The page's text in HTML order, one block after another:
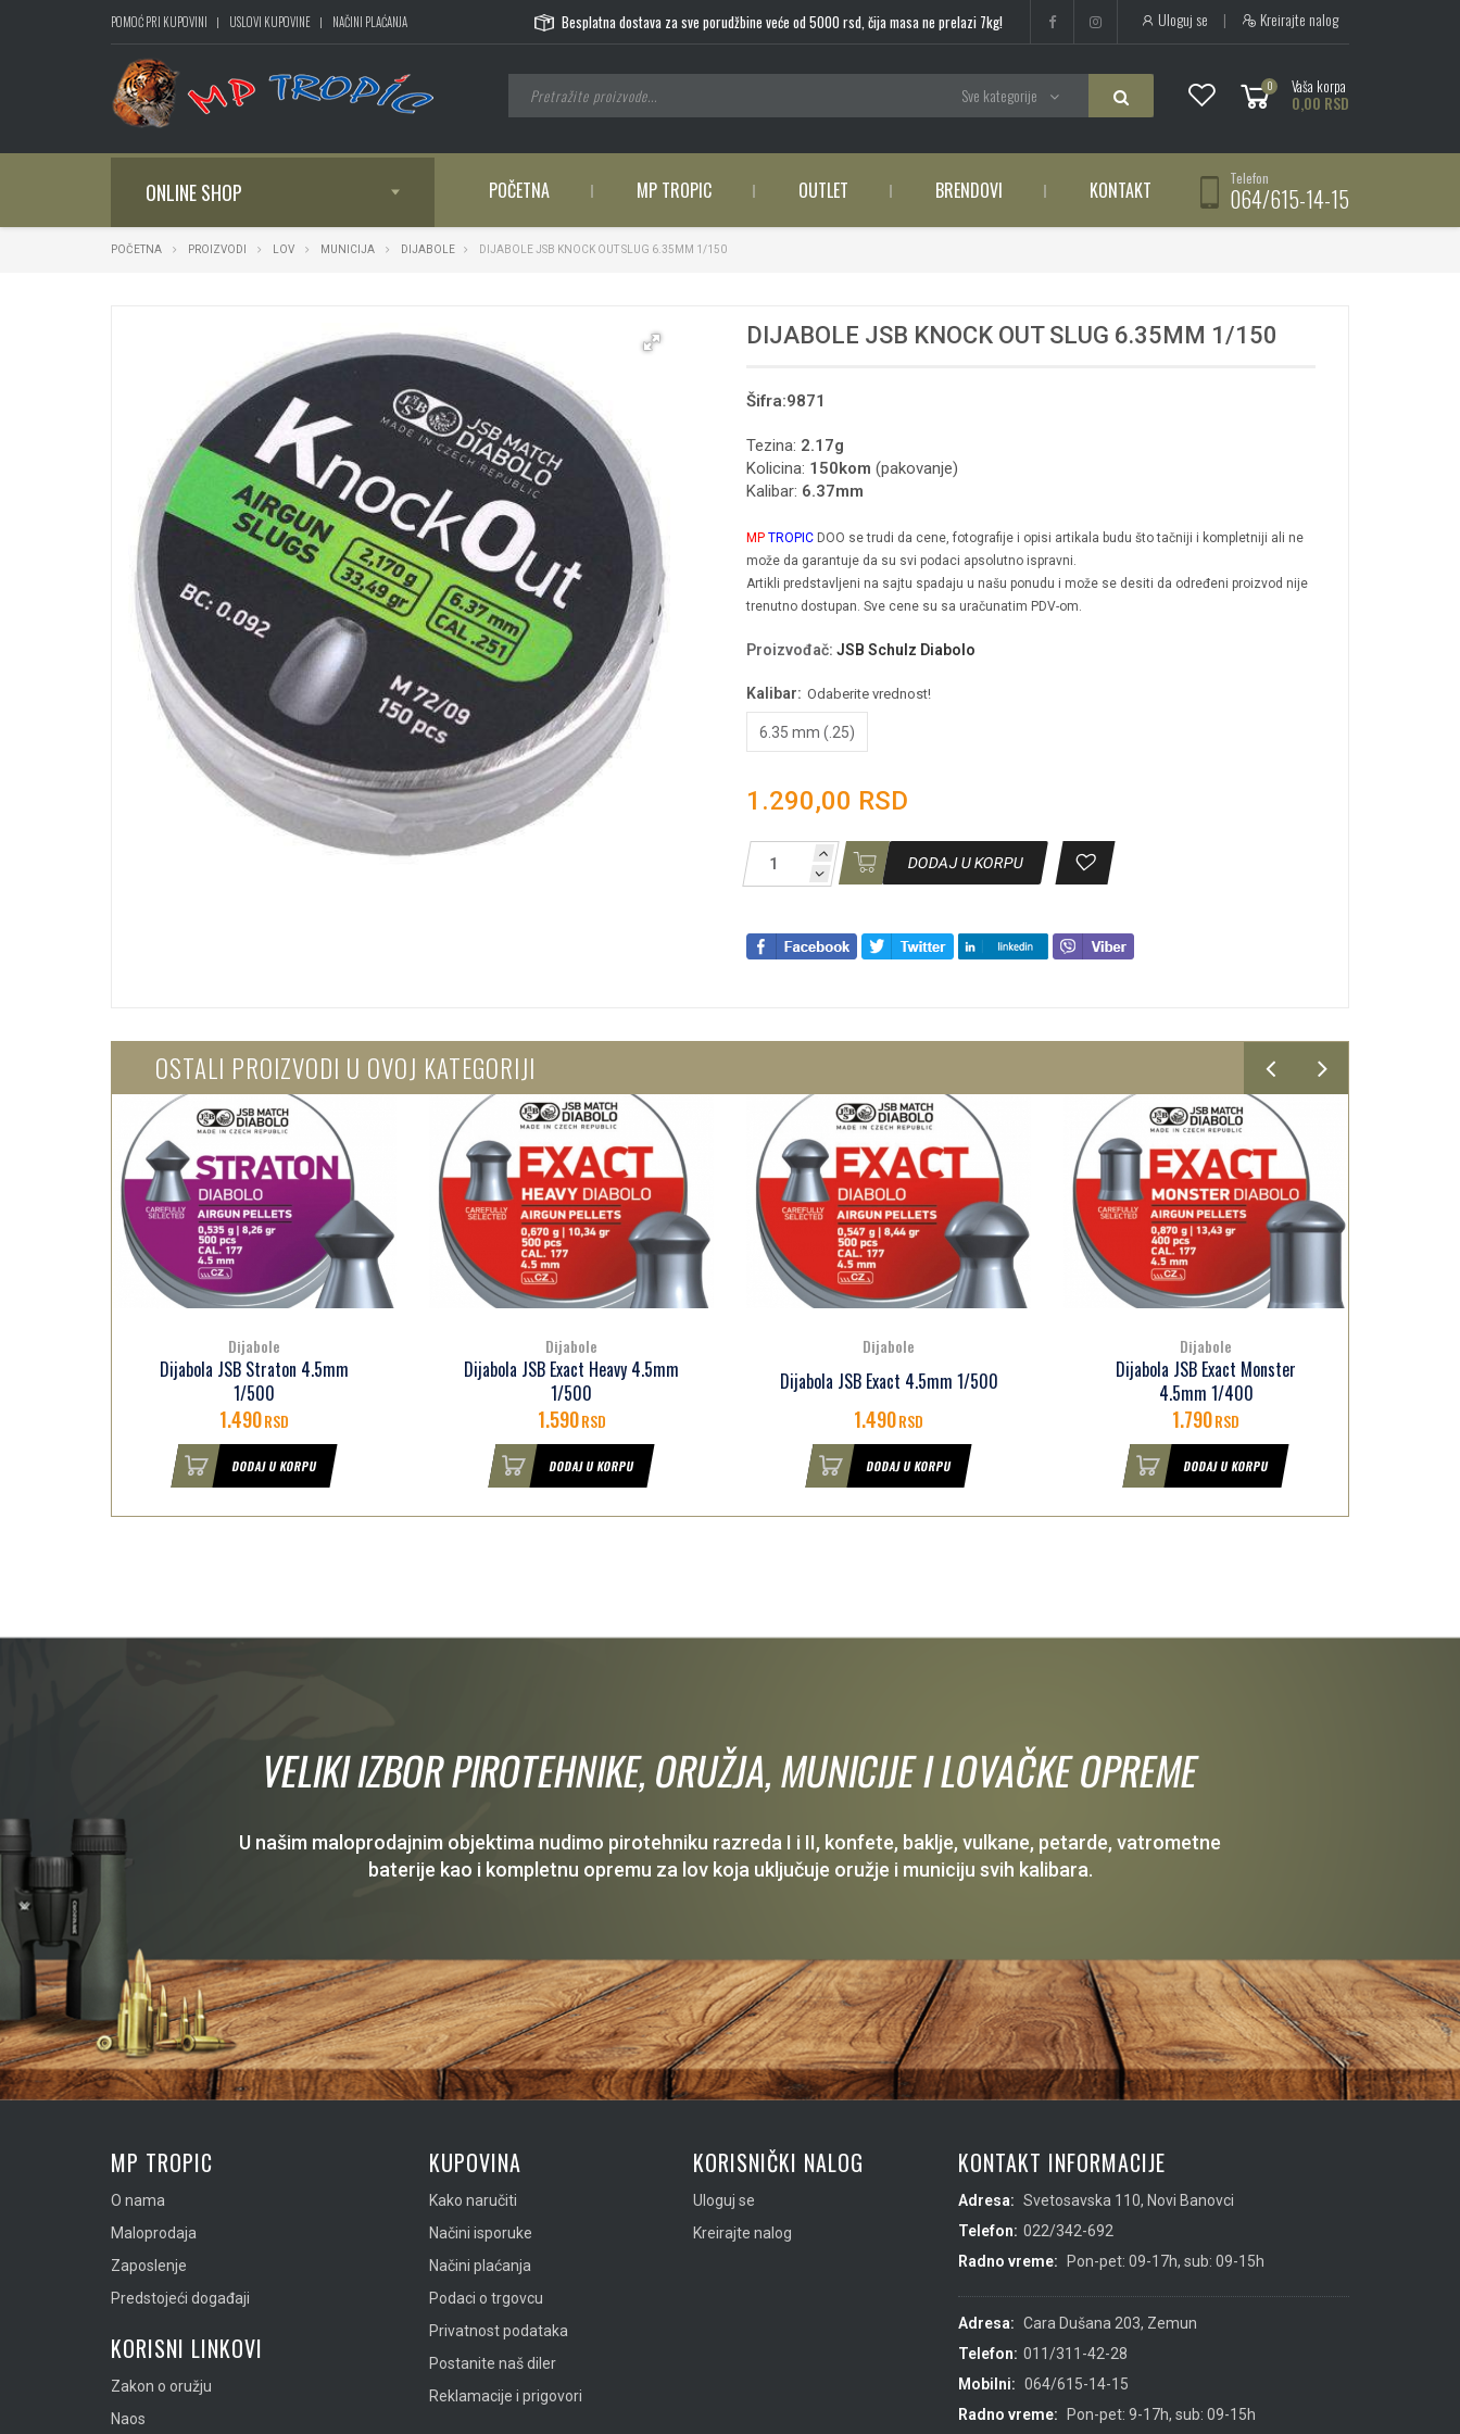
POMOĆ PRI KUPOVINI USLOVI KUPOVINE NAČINI PLAĆANJA Besplatna dostava za sve porudžbine veće od 5000 rsd, čija masa ne prelazi 7kg! Uloguj se | Kreirajte nalog
0 Vaša korpa
0,00 RSD
Sve kategorije
ONLINE SHOP POČETNA MP TROPIC OUTLET BRENDOVI KONTAKT Telefon
064/615-14-15
POČETNA PROIZVODI LOV MUNICIJA DIJABOLE DIJABOLE JSB KNOCK OUT SLUG 6.35MM 1/150
DIJABOLE JSB KNOCK OUT SLUG 6.35MM 1/150
Šifra:9871
Tezina: 2.17g
Kolicina: 150kom (pakovanje)
Kalibar: 6.37mm
MP TROPIC DOO se trudi da cene, fotografije i opisi artikala budu što tačniji i kompletniji ali ne
može da garantuje da su svi podaci apsolutno ispravni.
Artikli predstavljeni na sajtu spadaju u našu ponudu i može se desiti da određeni proizvod nije
trenutno dostupan. Sve cene su sa uračunatim PDV-om.
Proizvođač: JSB Schulz Diabolo
Kalibar: Odaberite vrednost!
6.35 mm (.25)
1.290,00 RSD
DODAJ U KORPU
OSTALI PROIZVODI U OVOJ KATEGORIJI
Dijabole
Dijabola JSB Exact Heavy 4.5mm
1/500
1.590RSD
DODAJ U KORPU
Dijabole
Dijabola JSB Exact 4.5mm 1/500
1.490RSD
DODAJ U KORPU
Dijabole
Dijabola JSB Exact Monster
4.5mm 1/400
1.790RSD
DODAJ U KORPU
Dijabole
Dijabola JSB Exact Beast 4.5mm
1/250
900RSD
DODAJ U KORPU
VELIKI IZBOR PIROTEHNIKE, ORUŽJA, MUNICIJE I LOVAČKE OPREME
U našim maloprodajnim objektima nudimo pirotehniku razreda I i II, konfete, baklje, vulkane, petarde, vatrometne
baterije kao i kompletnu opremu za lov koja uključuje oružje i municiju svih kalibara.
MP TROPIC
O nama
Maloprodaja
Zaposlenje
Predstojeći događaji
KORISNI LINKOVI
Zakon o oružju
Naos
KUPOVINA
Kako naručiti
Načini isporuke
Načini plaćanja
Podaci o trgovcu
Privatnost podataka
Postanite naš diler
Reklamacije i prigovori
KORISNIČKI NALOG
Uloguj se
Kreirajte nalog
KONTAKT INFORMACIJE
Adresa: Svetosavska 110, Novi Banovci
Telefon: 022/342-692
Radno vreme:
Pon-pet: 09-17h, sub: 09-15h
Adresa: Cara Dušana 203, Zemun
Telefon: 011/311-42-28
Mobilni: 064/615-14-15
Radno vreme:
Pon-pet: 9-17h, sub: 09-15h